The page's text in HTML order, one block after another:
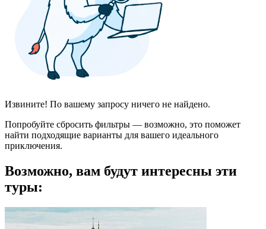
Извините! По вашему запросу ничего не найдено.
Попробуйте сбросить фильтры — возможно, это поможет
найти подходящие варианты для вашего идеального
приключения.
Возможно, вам будут интересны эти
туры: